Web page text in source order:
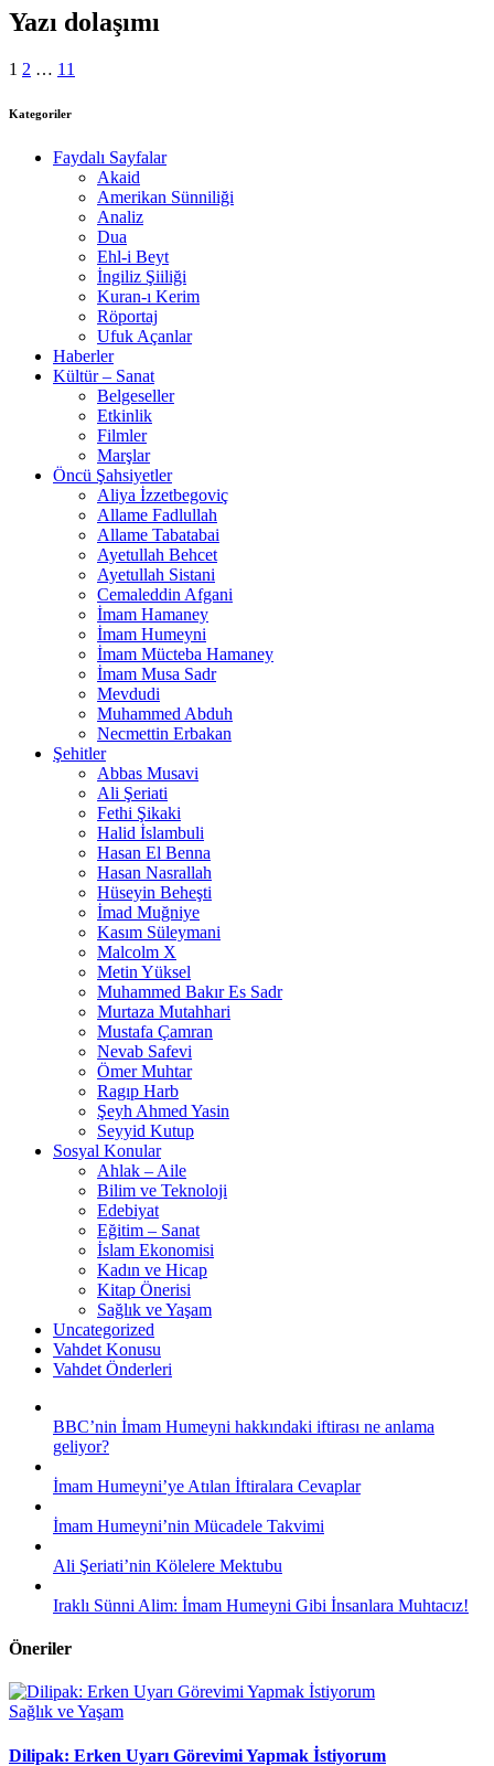
Yazı dolaşımı
1 2 … 11
Kategoriler
Faydalı Sayfalar
Akaid
Amerikan Sünniliği
Analiz
Dua
Ehl-i Beyt
İngiliz Şiiliği
Kuran-ı Kerim
Röportaj
Ufuk Açanlar
Haberler
Kültür – Sanat
Belgeseller
Etkinlik
Filmler
Marşlar
Öncü Şahsiyetler
Aliya İzzetbegoviç
Allame Fadlullah
Allame Tabatabai
Ayetullah Behcet
Ayetullah Sistani
Cemaleddin Afgani
İmam Hamaney
İmam Humeyni
İmam Mücteba Hamaney
İmam Musa Sadr
Mevdudi
Muhammed Abduh
Necmettin Erbakan
Şehitler
Abbas Musavi
Ali Şeriati
Fethi Şikaki
Halid İslambuli
Hasan El Benna
Hasan Nasrallah
Hüseyin Beheşti
İmad Muğniye
Kasım Süleymani
Malcolm X
Metin Yüksel
Muhammed Bakır Es Sadr
Murtaza Mutahhari
Mustafa Çamran
Nevab Safevi
Ömer Muhtar
Ragıp Harb
Şeyh Ahmed Yasin
Seyyid Kutup
Sosyal Konular
Ahlak – Aile
Bilim ve Teknoloji
Edebiyat
Eğitim – Sanat
İslam Ekonomisi
Kadın ve Hicap
Kitap Önerisi
Sağlık ve Yaşam
Uncategorized
Vahdet Konusu
Vahdet Önderleri
BBC’nin İmam Humeyni hakkındaki iftirası ne anlama
geliyor?
İmam Humeyni’ye Atılan İftiralara Cevaplar
İmam Humeyni’nin Mücadele Takvimi
Ali Şeriati’nin Kölelere Mektubu
Iraklı Sünni Alim: İmam Humeyni Gibi İnsanlara Muhtacız!
Öneriler
Sağlık ve Yaşam
Dilipak: Erken Uyarı Görevimi Yapmak İstiyorum